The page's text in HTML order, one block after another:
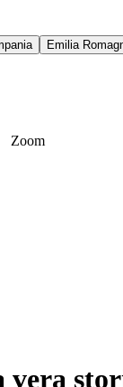
Emilia
Zoom